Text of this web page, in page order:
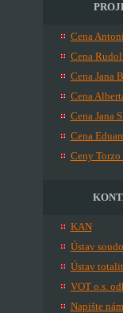
Cena
Cena
Cena Jana
Cena
Cena Jana
Cena
Ceny Torzo
KAN
Ústav
Ústav
VOT o.s.
Napište nám